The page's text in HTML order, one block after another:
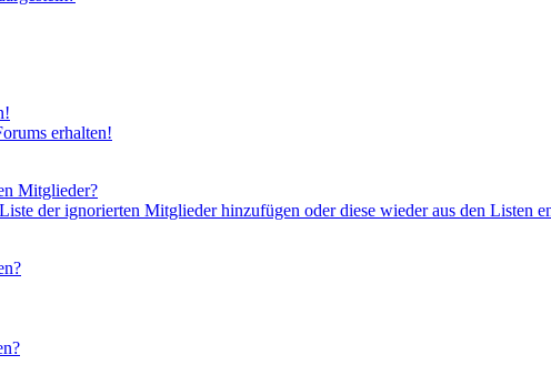
erhalten!
Mitglieder?
der ignorierten Mitglieder hinzufügen oder diese wieder aus den Listen